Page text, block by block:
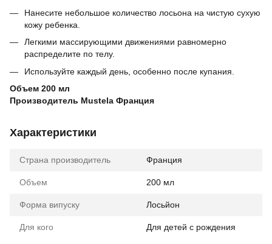
Нанесите небольшое количество лосьона на чистую сухую
кожу ребенка.
Легкими массирующими движениями равномерно
распределите по телу.
Используйте каждый день, особенно после купания.
Объем 200 мл
Производитель Mustela Франция
Характеристики
Страна производитель Франция
Объем 200 мл
Форма випуску Лосьйон
Для кого Для детей с рождения